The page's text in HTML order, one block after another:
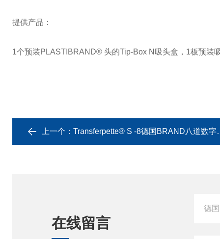
提供产品：
1个预装PLASTIBRAND® 头的Tip-Box N 吸头盒， 1板预装
上一个： Transferpette® S -8德国BRAND八道数字可调式移液器
在线留言